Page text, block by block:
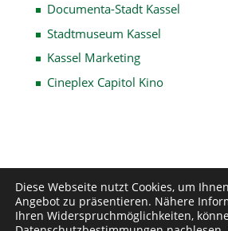
Documenta-Stadt Kassel
Stadtmuseum Kassel
Kassel Marketing
Cineplex Capitol Kino
Impressum Datenschutz
Kontakt
Diese Webseite nutzt Cookies, um
Angebot zu präsentieren. Nähere
Ihren Widerspruchmöglichkeiten,